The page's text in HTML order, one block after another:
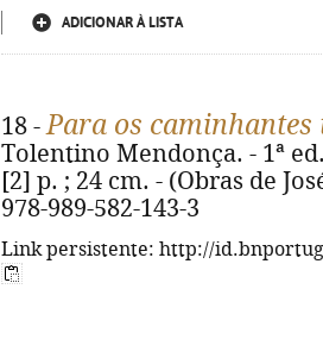
ADICIONAR À LISTA
18 -Para os
Tolentino Mendonça. - 1ª
[2] p. ; 24 cm. - (Obras de
978-989-582-143-3
Link persistente: http://